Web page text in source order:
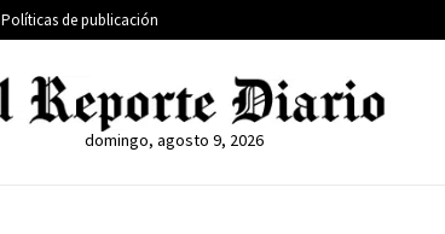
Políticas de publicación
domingo, agosto 9, 2026